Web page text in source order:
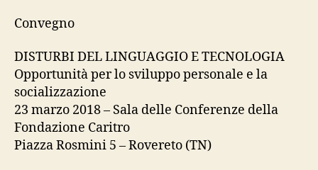
Convegno
DISTURBI DEL LINGUAGGIO E TECNOLOGIA
Opportunità per lo sviluppo personale e la
socializzazione
23 marzo 2018 – Sala delle Conferenze della
Fondazione Caritro
Piazza Rosmini 5 – Rovereto (TN)